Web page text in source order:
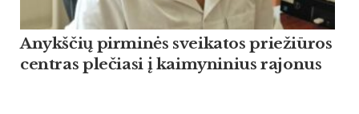
Anykščių pirminės sveikatos priežiūros
centras plečiasi į kaimyninius rajonus